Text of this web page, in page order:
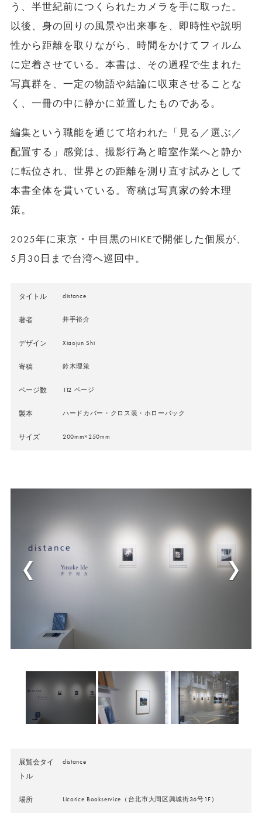
う、半世紀前につくられたカメラを手に取った。
以後、身の回りの風景や出来事を、即時性や説明
性から距離を取りながら、時間をかけてフィルム
に定着させている。本書は、その過程で生まれた
写真群を、一定の物語や結論に収束させることな
く、一冊の中に静かに並置したものである。
編集という職能を通じて培われた「見る／選ぶ／
配置する」感覚は、撮影行為と暗室作業へと静か
に転位され、世界との距離を測り直す試みとして
本書全体を貫いている。寄稿は写真家の鈴木理
策。
2025年に東京・中目黒のHIKEで開催した個展が、
5月30日まで台湾へ巡回中。
タイトル distance
著者 井手裕介
デザイン Xiaojun Shi
寄稿 鈴木理策
ページ数 112 ページ
製本 ハードカバー・クロス装・ホローバック
サイズ 200mm×250mm
展覧会タイ
トル
distance
場所 Licorice Bookservice（台北市大同区興城街36号1F）